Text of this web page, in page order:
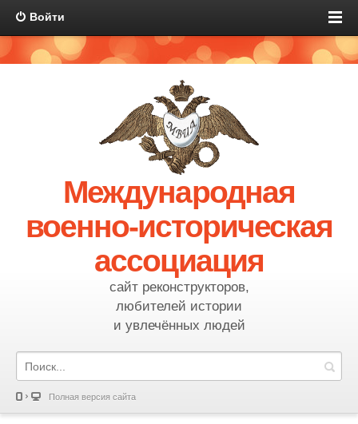
Войти
Международная
военно-историческая
ассоциация
сайт реконструкторов,
любителей истории
и увлечённых людей
Полная версия сайта